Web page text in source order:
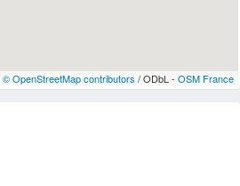
© OpenStreetMap contributors / ODbL - OSM France